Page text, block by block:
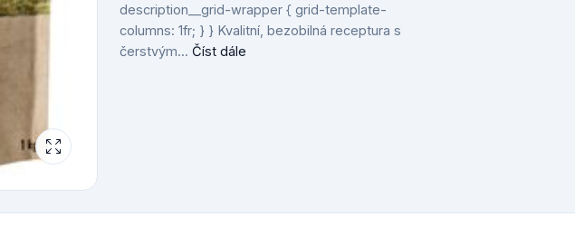
description__grid-wrapper { grid-template-
columns: 1fr; } } Kvalitní, bezobilná receptura s
čerstvým... Číst dále